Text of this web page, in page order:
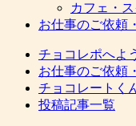
カフェ・
お仕事のご依頼
チョコレポへよ
お仕事のご依頼
チョコレートく
投稿記事一覧